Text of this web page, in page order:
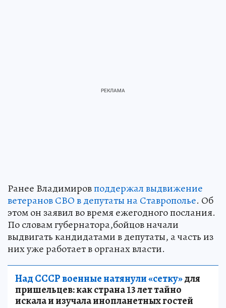
Ранее Владимировподдержал выдвижение
ветеранов СВО в депутаты на Ставрополье. Об
этом он заявил во время ежегодного послания.
По словам губернатора,бойцов начали
выдвигать кандидатами в депутаты, а часть из
них уже работает в органах власти.
Над СССР военные натянули «сетку»для
пришельцев: как страна 13 лет тайно
искала и изучала инопланетных гостей